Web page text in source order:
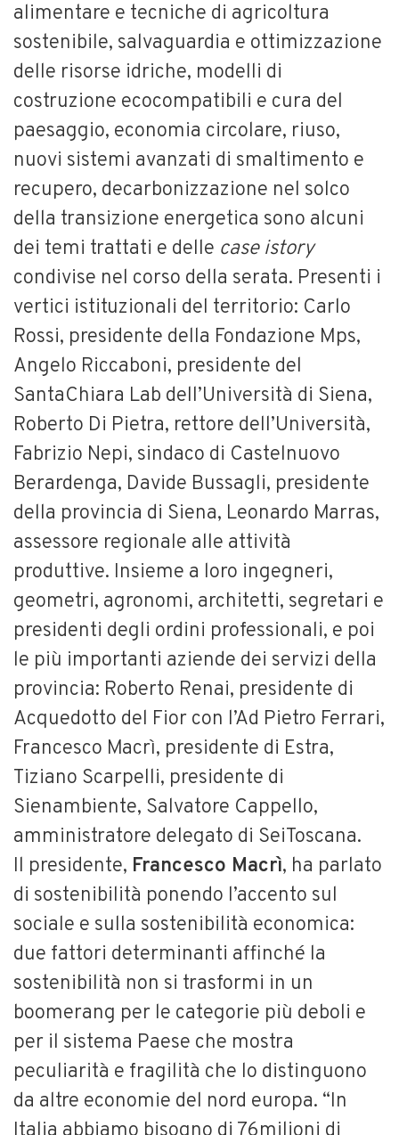
alimentare e tecniche di agricoltura
sostenibile, salvaguardia e ottimizzazione
delle risorse idriche, modelli di
costruzione ecocompatibili e cura del
paesaggio, economia circolare, riuso,
nuovi sistemi avanzati di smaltimento e
recupero, decarbonizzazione nel solco
della transizione energetica sono alcuni
dei temi trattati e delle case istory
condivise nel corso della serata. Presenti i
vertici istituzionali del territorio: Carlo
Rossi, presidente della Fondazione Mps,
Angelo Riccaboni, presidente del
SantaChiara Lab dell’Università di Siena,
Roberto Di Pietra, rettore dell’Università,
Fabrizio Nepi, sindaco di Castelnuovo
Berardenga, Davide Bussagli, presidente
della provincia di Siena, Leonardo Marras,
assessore regionale alle attività
produttive. Insieme a loro ingegneri,
geometri, agronomi, architetti, segretari e
presidenti degli ordini professionali, e poi
le più importanti aziende dei servizi della
provincia: Roberto Renai, presidente di
Acquedotto del Fior con l’Ad Pietro Ferrari,
Francesco Macrì, presidente di Estra,
Tiziano Scarpelli, presidente di
Sienambiente, Salvatore Cappello,
amministratore delegato di SeiToscana.
Il presidente, Francesco Macrì, ha parlato
di sostenibilità ponendo l’accento sul
sociale e sulla sostenibilità economica:
due fattori determinanti affinché la
sostenibilità non si trasformi in un
boomerang per le categorie più deboli e
per il sistema Paese che mostra
peculiarità e fragilità che lo distinguono
da altre economie del nord europa. “In